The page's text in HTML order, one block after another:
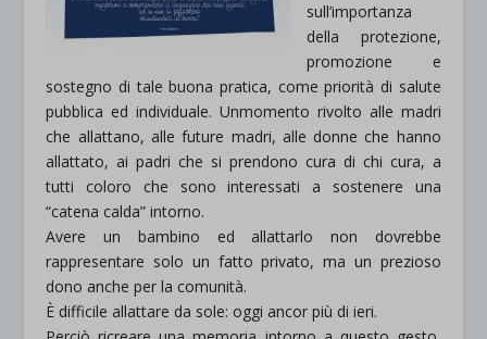
sull’importanza
della protezione,
promozione e
sostegno di tale buona pratica, come priorità di salute
pubblica ed individuale. Unmomento rivolto alle madri
che allattano, alle future madri, alle donne che hanno
allattato, ai padri che si prendono cura di chi cura, a
tutti coloro che sono interessati a sostenere una
“catena calda” intorno.
Avere un bambino ed allattarlo non dovrebbe
rappresentare solo un fatto privato, ma un prezioso
dono anche per la comunità.
È difficile allattare da sole: oggi ancor più di ieri.